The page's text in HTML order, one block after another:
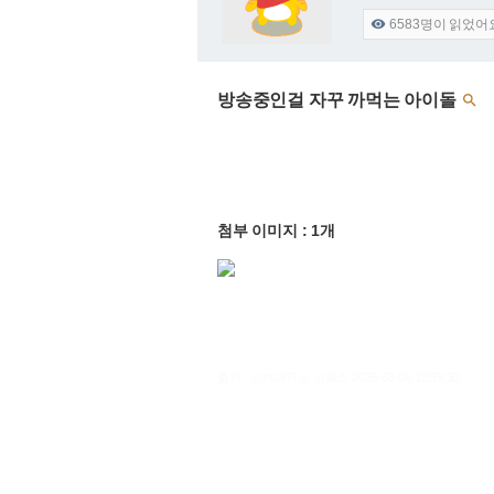
 6583명이 읽었어
방송중인걸 자꾸 까먹는 아이돌 
첨부 이미지 : 1개